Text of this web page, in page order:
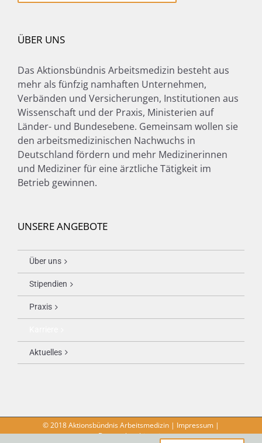
ÜBER UNS
Das Aktionsbündnis Arbeitsmedizin besteht aus
mehr als fünfzig namhaften Unternehmen,
Verbänden und Versicherungen, Institutionen aus
Wissenschaft und der Praxis, Ministerien auf
Länder- und Bundesebene. Gemeinsam wollen sie
den arbeitsmedizinischen Nachwuchs in
Deutschland fördern und mehr Medizinerinnen
und Mediziner für eine ärztliche Tätigkeit im
Betrieb gewinnen.
UNSERE ANGEBOTE
Über uns
Stipendien
Praxis
Aktuelles
© 2018 Aktionsbündnis Arbeitsmedizin | Impressum |
Datenschutzhinweis